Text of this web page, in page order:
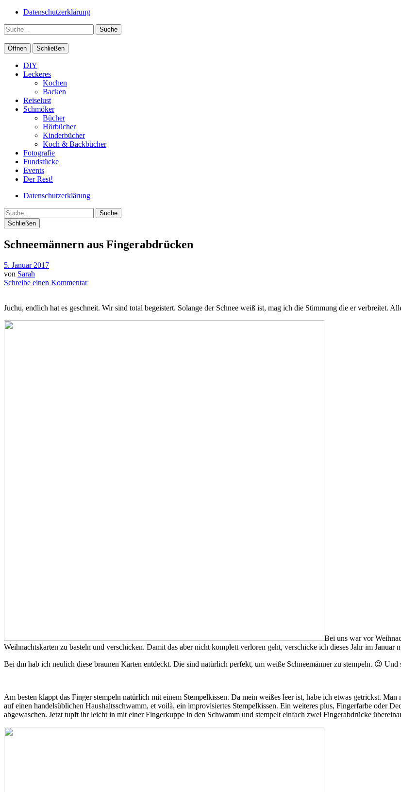
Datenschutzerklärung
Suche
Öffnen Schließen
DIY
Leckeres
Kochen
Backen
Reiselust
Schmöker
Bücher
Hörbücher
Kinderbücher
Koch & Backbücher
Fotografie
Fundstücke
Events
Der Rest!
Datenschutzerklärung
Suche
Schließen
Schneemännern aus Fingerabdrücken
5. Januar 2017
von Sarah
Schreibe einen Kommentar
Juchu, endlich hat es geschneit. Wir sind total begeistert. Solange der Schnee weiß ist, mag ich die Stimmung die er verbreitet.
Bei uns war vor
Weihnachtskarten zu basteln und verschicken. Damit das aber nicht komplett verloren geht, verschicke ich dieses Jahr im Januar
Bei dm hab ich neulich diese braunen Karten entdeckt. Die sind natürlich perfekt, um weiße Schneemänner zu stempeln. 😉
Am besten klappt das Finger stempeln natürlich mit einem Stempelkissen. Da mein weißes leer ist, habe ich etwas getrickst.
auf einen handelsüblichen Haushaltsschwamm, et voilà, ein improvisiertes Stempelkissen. Ein weiteres plus, Fingerfarbe oder
abgewaschen. Jetzt tupft ihr leicht in mit einer Fingerkuppe in den Schwamm und stempelt einfach zwei Fingerabdrücke